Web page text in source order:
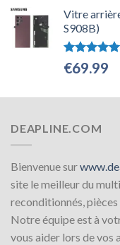
Vitre
S908B)
Note 5.00
sur 5
€69.99
DEAPLINE.COM
Bienvenue sur
site le meilleur du
reconditionnés, pièces
Notre équipe est à
vous aider lors de vos